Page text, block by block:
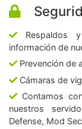
Respaldos y
información de
Prevención de
Cámaras de
Contamos
nuestros
Defense, Mod